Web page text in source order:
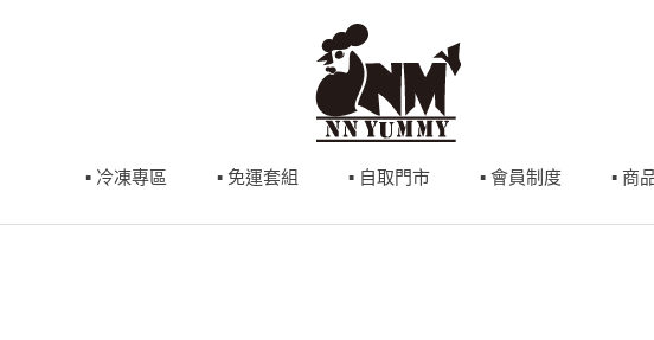
▪ 冷凍專區 ▪ 免運套組 ▪ 自取門市 ▪ 會員制度 ▪ 商